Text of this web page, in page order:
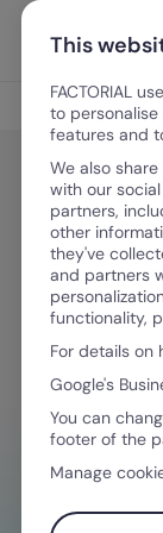
Vai al contenuto
Gestione
Gestione
Come si
19 Gennaio,
HAI
This
FACTORIAL
to
features and
We also
with our
partners,
other
they've
and partners
functionality,
For details on
Google's
You can
footer of the
Manage